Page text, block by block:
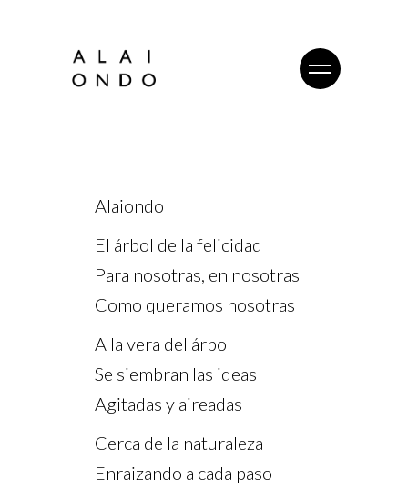
Alaiondo
El árbol de la felicidad
Para nosotras, en nosotras
Como queramos nosotras
A la vera del árbol
Se siembran las ideas
Agitadas y aireadas
Cerca de la naturaleza
Enraizando a cada paso